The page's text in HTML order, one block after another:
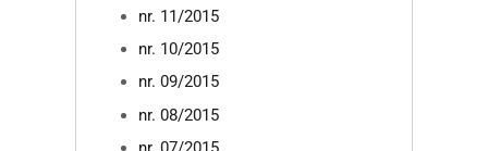
nr. 11/2015
nr. 10/2015
nr. 09/2015
nr. 08/2015